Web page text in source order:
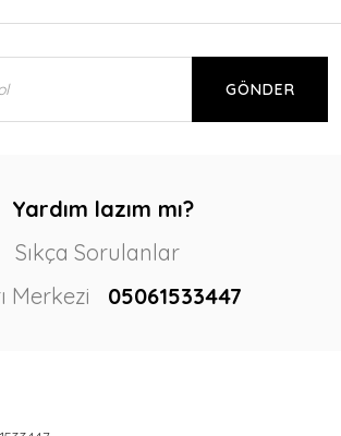
GÖNDER
Yardım lazım mı?
Sıkça Sorulanlar
Merkezi
05061533447